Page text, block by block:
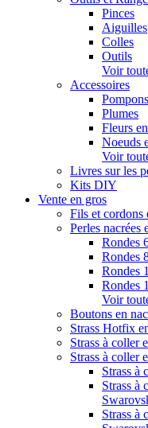
Pinces
Aiguilles
Colles
Outils
Voir
Accessoires
Pompons
Plumes
Fleurs
Noeuds
Voir
Livres sur les
Kits DIY
Vente en gros
Fils et cordons
Perles nacrées
Rondes
Rondes
Rondes
Rondes
Voir
Boutons en
Strass Hotfix
Strass à coller
Strass à coller
Strass à
Strass à
Strass à